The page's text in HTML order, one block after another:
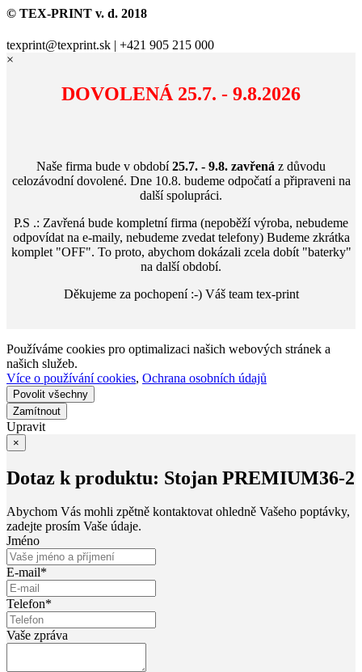
© TEX-PRINT v. d. 2018
texprint@texprint.sk | +421 905 215 000
×
DOVOLENÁ 25.7. - 9.8.2026
Naše firma bude v období25.7. - 9.8. zavřená z důvodu
celozávodní dovolené. Dne 10.8. budeme odpočatí a připraveni na
další spolupráci.
P.S .: Zavřená bude kompletní firma (nepoběží výroba, nebudeme
odpovídat na e-maily, nebudeme zvedat telefony) Budeme zkrátka
komplet "OFF". To proto, abychom dokázali zcela dobít "baterky"
na další období.
Děkujeme za pochopení :-) Váš team tex-print
Používáme cookies pro optimalizaci našich webových stránek a
našich služeb.
Více o používání cookies, Ochrana osobních údajů
Upravit
×
Dotaz k produktu: Stojan PREMIUM36-2
Abychom Vás mohli zpětně kontaktovat ohledně Vašeho poptávky,
zadejte prosím Vaše údaje.
Jméno
E-mail*
Telefon*
Vaše zpráva